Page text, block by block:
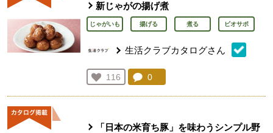
新じゃがの揚げ煮
じゃがいも 揚げる 煮る ビオサポ
生活クラブカタログさん
お気に入り登録：
116
人が登録
コメント：
0
「日本の米育ち豚」を味わうシンプル野